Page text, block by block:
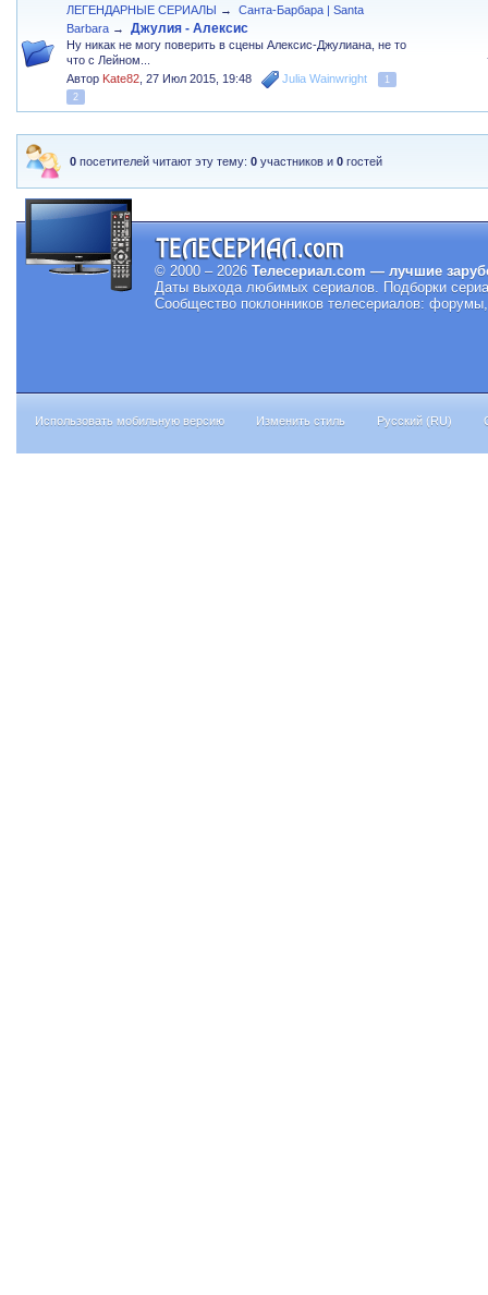
ЛЕГЕНДАРНЫЕ СЕРИАЛЫ →
Санта-Барбара | Santa
Barbara → Джулия - Алексис
Ну никак не могу поверить в сцены Алексис-Джулиана, не то
что с Лейном...
Автор Kate82 ,27 Июл 2015, 19:48 Julia Wainwright
1
2
0 посетителей читают эту тему:0 участников и0 гостей
© 2000 – 2026 Телесериал.com — лучшие
Даты выхода любимых сериалов. Подборки
Сообщество поклонников телесериалов:
Использовать мобильную версию Изменить стиль Русский (RU)